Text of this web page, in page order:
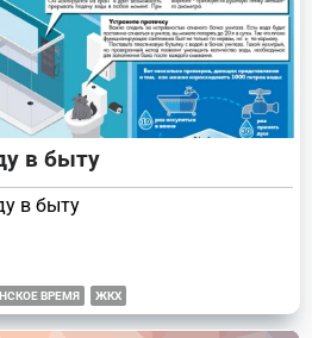
в быту
в быту
ВРЕМЯ ЖКХ